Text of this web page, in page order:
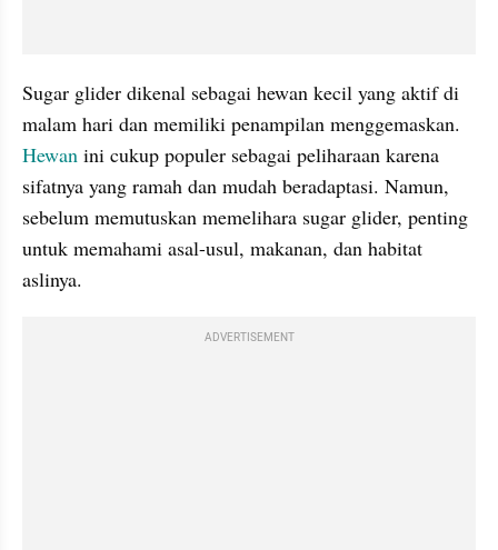
Sugar glider dikenal sebagai hewan kecil yang aktif di
Hewan ini cukup populer sebagai peliharaan karena
sifatnya yang ramah dan mudah beradaptasi. Namun,
sebelum memutuskan memelihara sugar glider, penting
untuk memahami asal-usul, makanan, dan habitat
aslinya.
ADVERTISEMENT